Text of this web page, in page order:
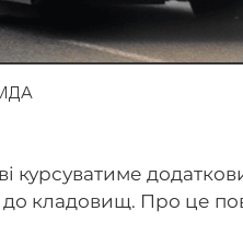
курсуватиме
кладовищ. Про це